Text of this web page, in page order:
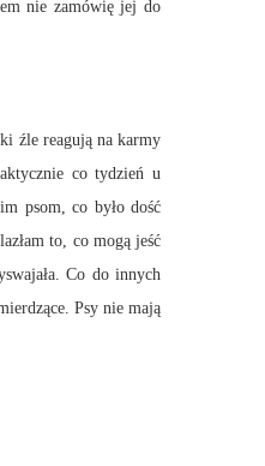
nie zamówię jej do
źle reagują na karmy
co tydzień u
psom, co było dość
to, co mogą jeść
Co do innych
Psy nie mają